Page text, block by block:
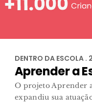
DENTRO DA ESCOLA .
Aprender a
O projeto Aprender
expandiu sua